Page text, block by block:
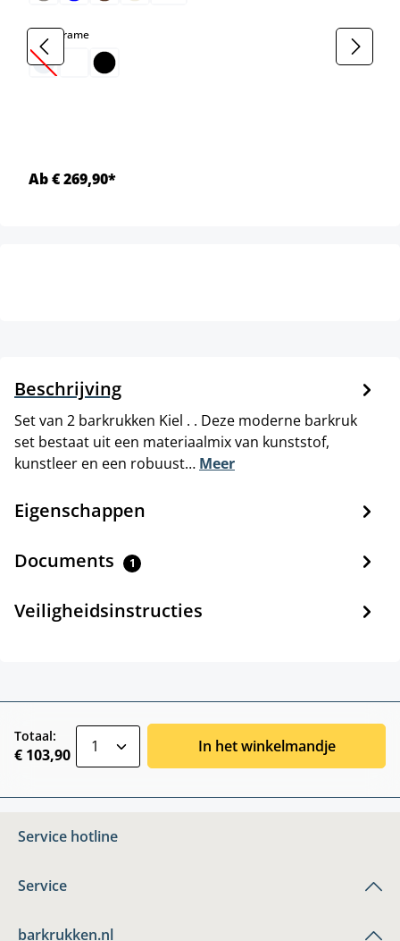
Kleur frameselect
(Deze optie is momenteel niet beschikbaar.)
Ab € 269,90*
Beschrijving
Set van 2 barkrukken Kiel . . Deze moderne barkruk
set bestaat uit een materiaalmix van kunststof,
kunstleer en een robuust… Meer
Eigenschappen
Documents 1
Veiligheidsinstructies
Totaal:
€ 103,90 In het winkelmandje
Service hotline
Service
barkrukken.nl